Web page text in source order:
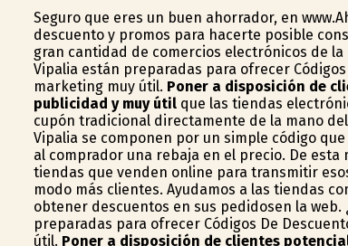
Seguro que eres un buen ahorrador, en
descuento y promos para hacerte posible
gran cantidad de comercios electrónicos de
Vipalia están preparadas para ofrecer
marketing muy útil. Poner a disposición de
publicidad y muy útilque las tiendas
cupón tradicional directamente de la mano
Vipalia se componen por un simple código
al comprador una rebaja en el precio. De esta
tiendas que venden online para transmitir
modo más clientes. Ayudamos a las tiendas
obtener descuentos en sus pedidosen la web.
preparadas para ofrecer Códigos De
útil. Poner a disposición de clientes